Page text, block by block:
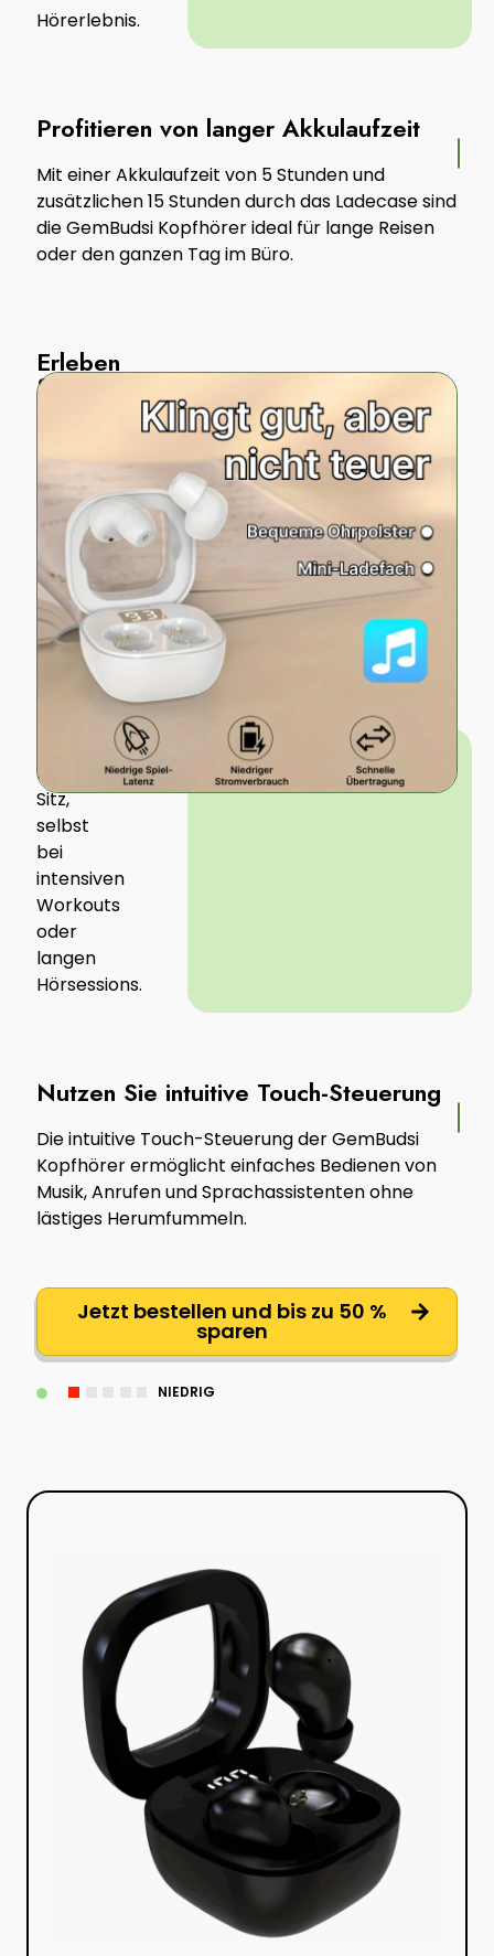
Hörerlebnis.
Profitieren von langer Akkulaufzeit
Mit einer Akkulaufzeit von 5 Stunden und
zusätzlichen 15 Stunden durch das Ladecase sind
die GemBudsi Kopfhörer ideal für lange Reisen
oder den ganzen Tag im Büro.
Erleben
Sie
ultimativen
Tragekomfort
Das
ergonomische
Design
der
GemBudsi
Kopfhörer
sorgt
bequemen
Sitz,
selbst
bei
intensiven
Workouts
oder
langen
Hörsessions.
Nutzen Sie intuitive Touch-Steuerung
Die intuitive Touch-Steuerung der GemBudsi
Kopfhörer ermöglicht einfaches Bedienen von
Musik, Anrufen und Sprachassistenten ohne
lästiges Herumfummeln.
Jetzt bestellen und bis zu 50 %
sparen
NIEDRIG